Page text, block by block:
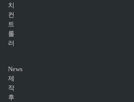
치
컨
트
롤
러
News
제
작
후